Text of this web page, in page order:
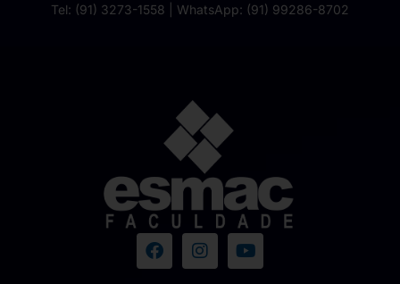
Tel: (91) 3273-1558 | WhatsApp: (91) 99286-8702